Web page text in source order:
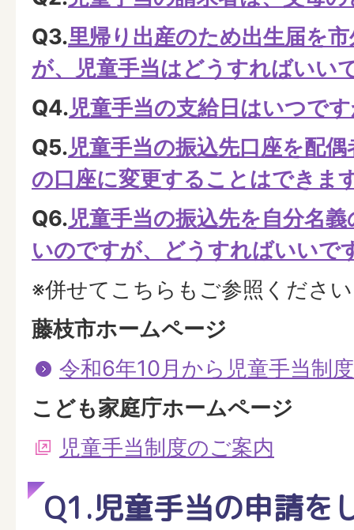
Q3.里帰り出産のため出生届を
が、児童手当はどうすればいい
Q4.児童手当の支給日はいつで
Q5.児童手当の振込先口座を配
の口座に変更することはできま
Q6.児童手当の振込先を自分名
いのですが、どうすればいいで
※併せてこちらもご参照くださ
藤枝市ホームページ
令和6年10月から児童手当制
こども家庭庁ホームページ
児童手当制度のご案内
Q1.児童手当の申請を